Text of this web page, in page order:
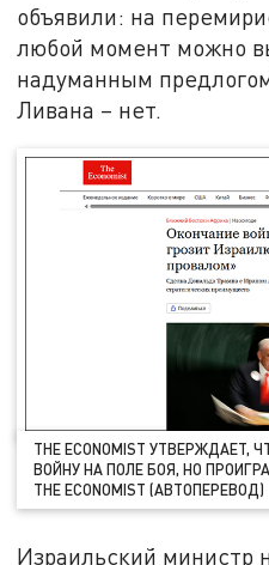
объявили: на
любой момент можно
надуманным
Ливана – нет.
THE ECONOMIST УТВЕРЖДАЕТ,
ВОЙНУ НА ПОЛЕ БОЯ, НО
THE ECONOMIST (АВТОПЕРЕВОД)
Израильский министр